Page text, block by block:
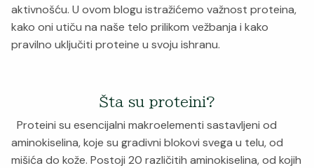
aktivnošću. U ovom blogu istražićemo važnost proteina,
kako oni utiču na naše telo prilikom vežbanja i kako
pravilno uključiti proteine u svoju ishranu.
Šta su proteini?
Proteini su esencijalni makroelementi sastavljeni od
aminokiselina, koje su gradivni blokovi svega u telu, od
mišića do kože. Postoji 20 različitih aminokiselina, od kojih